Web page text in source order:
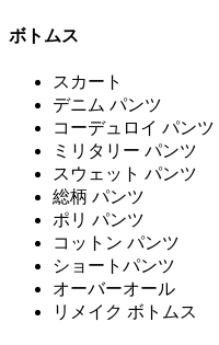
ボトムス
スカート
デニム パンツ
コーデュロイ パンツ
ミリタリー パンツ
スウェット パンツ
総柄 パンツ
ポリ パンツ
コットン パンツ
ショートパンツ
オーバーオール
リメイク ボトムス